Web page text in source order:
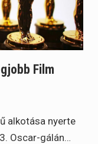
Film
alkotása nyerte
Oscar-gálán…